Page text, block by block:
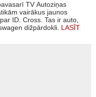
TV Autoziņas
vairākus jaunos
ID. Cross. Tas ir auto,
dižpārdokli. LASĪT